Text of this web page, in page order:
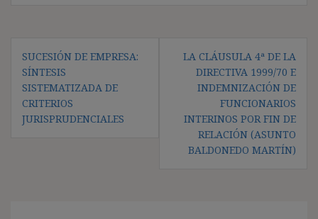
Navegación
de
entradas
SUCESIÓN DE EMPRESA:
SÍNTESIS
SISTEMATIZADA DE
CRITERIOS
JURISPRUDENCIALES
LA CLÁUSULA 4ª DE LA
DIRECTIVA 1999/70 E
INDEMNIZACIÓN DE
FUNCIONARIOS
INTERINOS POR FIN DE
RELACIÓN (ASUNTO
BALDONEDO MARTÍN)